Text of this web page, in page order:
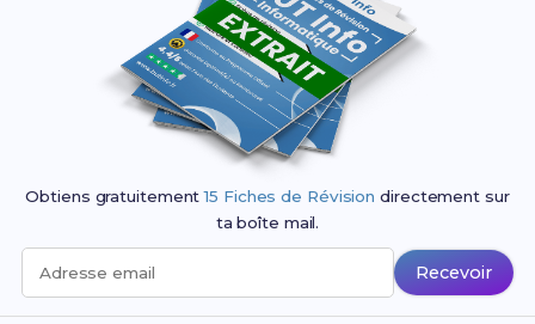
Obtiens gratuitement15 Fiches de Révision directement sur
ta boîte mail.
Adresse email Recevoir